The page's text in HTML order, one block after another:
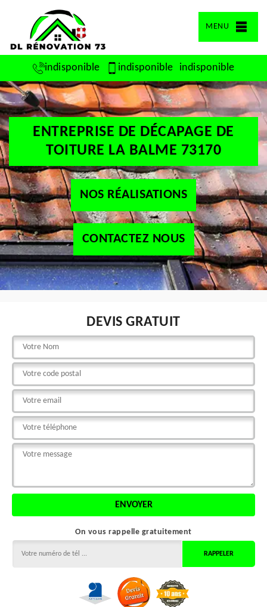
MENU
indisponible indisponible indisponible
ENTREPRISE DE DÉCAPAGE DE
TOITURE LA BALME 73170
NOS RÉALISATIONS
CONTACTEZ NOUS
DEVIS GRATUIT
On vous rappelle gratuitement